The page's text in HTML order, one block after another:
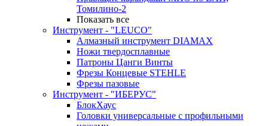
Томилино-2
Показать все
Инструмент - "LEUCO"
Алмазный инструмент DIAMAX
Ножи твердосплавные
Патроны Цанги Винты
Фрезы Концевые STEHLE
Фрезы пазовые
Инструмент - "ИБЕРУС"
БлокХаус
Головки универсальные с профильными